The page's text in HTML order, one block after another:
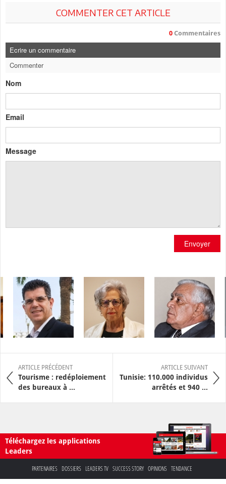
COMMENTER CET ARTICLE
0 Commentaires
Ecrire un commentaire
Commenter
Nom
Email
Message
Envoyer
ARTICLE PRÉCÉDENT
Tourisme : redéploiement
des bureaux à ...
ARTICLE SUIVANT
Tunisie: 110.000 individus
arrêtés et 940 ...
Téléchargez les applications
Leaders
PARTENAIRES DOSSIERS LEADERS TV SUCCESS STORY OPINIONS TENDANCE